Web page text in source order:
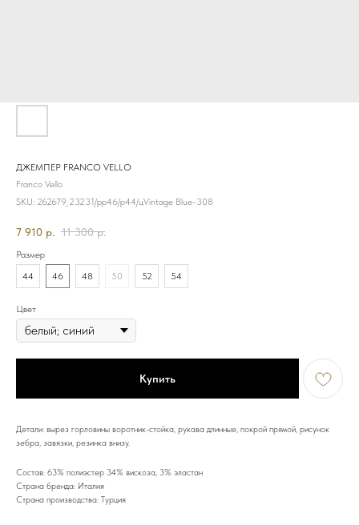
ДЖЕМПЕР FRANCO VELLO
Franco Vello
SKU: 262679_23231/рр46/р44/цVintage Blue-308
7 910 р. 11 300 р.
Размер
44
46 48 50 52 54
Цвет
Купить
Детали: вырез горловины воротник-стойка, рукава длинные, покрой прямой, рисунок
зебра, завязки, резинка внизу.
Состав: 63% полиэстер 34% вискоза, 3% эластан
Страна бренда: Италия
Страна производства: Турция